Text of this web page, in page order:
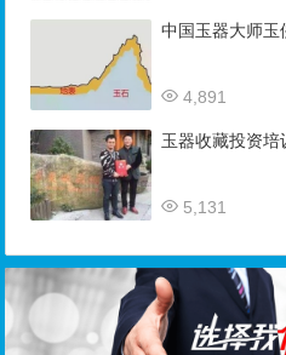
中国玉器大师玉
4,891
玉器收藏投资培
5,131